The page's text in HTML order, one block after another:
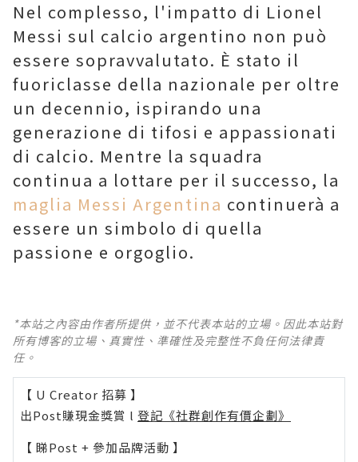
Nel complesso, l'impatto di Lionel
Messi sul calcio argentino non può
essere sopravvalutato. È stato il
fuoriclasse della nazionale per oltre
un decennio, ispirando una
generazione di tifosi e appassionati
di calcio. Mentre la squadra
continua a lottare per il successo, la
maglia Messi Argentina continuerà a
essere un simbolo di quella
passione e orgoglio.
*本站之內容由作者所提供，並不代表本站的立場。因此本站對
所有博客的立場、真實性、準確性及完整性不負任何法律責
任。
【 U Creator 招募 】
出Post賺現金獎賞 l 登記《社群創作有價企劃》
【 睇Post + 參加品牌活動 】